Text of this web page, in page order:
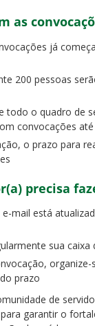
as
já
200 pessoas
todo o quadro de
convocações
o prazo para
precisa
e-mail está
sua caixa
organize-
prazo
de
garantir o